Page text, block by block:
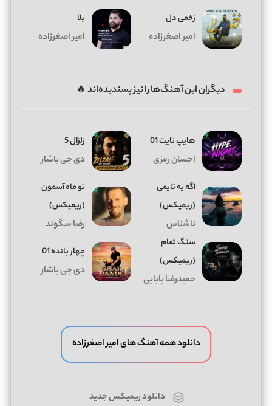
زخمی دل
امیر اصغرزاده
بلا
امیر اصغرزاده
دیگران این آهنگ‌ها را نیز پسندیده‌اند 🔥
هایپ نایت 01
احسان رمزی
زلزال 5
دی جی یاشار
اگه یه تایمی
(ریمیکس)
ناشناس
تو ماه آسمون
(ریمیکس)
رضا سگوند
سنگ تمام
(ریمیکس)
حمیدرضا بابایی
چهار بانده 01
دی جی یاشار
دانلود همه آهنگ های امیر اصغرزاده
دانلود ریمیکس جدید